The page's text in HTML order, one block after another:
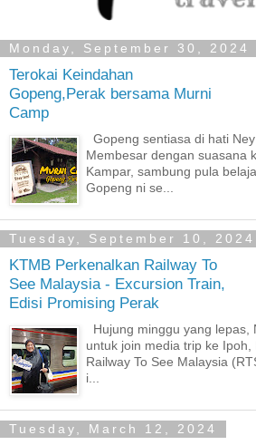
Monday, September 30, 2024
Terokai Keindahan
Gopeng,Perak bersama Murni
Camp
Gopeng sentiasa di hati Ney
Membesar dengan suasana
Kampar, sambung pula
Gopeng ni se...
Tuesday, September 10, 2024
KTMB Perkenalkan Railway To
See Malaysia - Excursion Train,
Edisi Promising Perak
Hujung minggu yang lepas,
untuk join media trip ke Ipoh,
Railway To See Malaysia
i...
Tuesday, March 12, 2024